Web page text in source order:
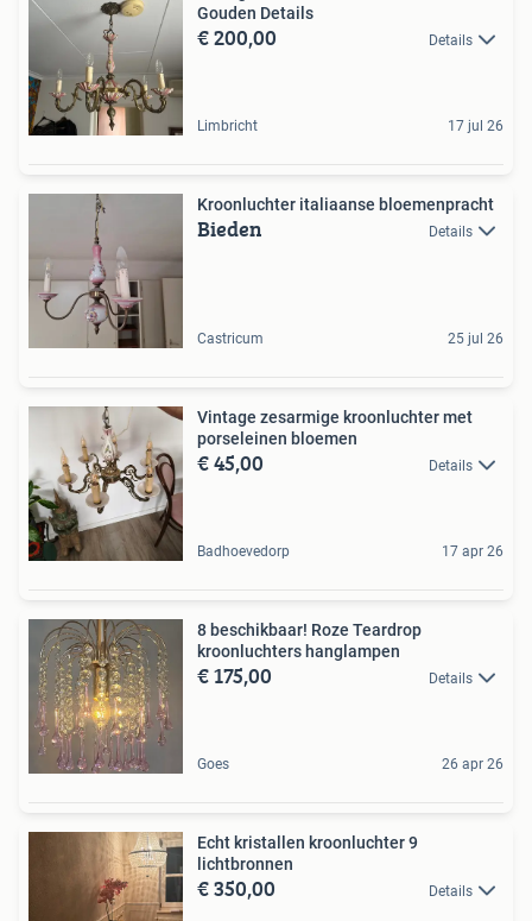
Gouden Details
€ 200,00 Details
Limbricht 17 jul 26
Kroonluchter italiaanse bloemenpracht
Bieden Details
Castricum 25 jul 26
Vintage zesarmige kroonluchter met
porseleinen bloemen
€ 45,00 Details
Badhoevedorp 17 apr 26
8 beschikbaar! Roze Teardrop
kroonluchters hanglampen
€ 175,00 Details
Goes 26 apr 26
Echt kristallen kroonluchter 9
lichtbronnen
€ 350,00 Details